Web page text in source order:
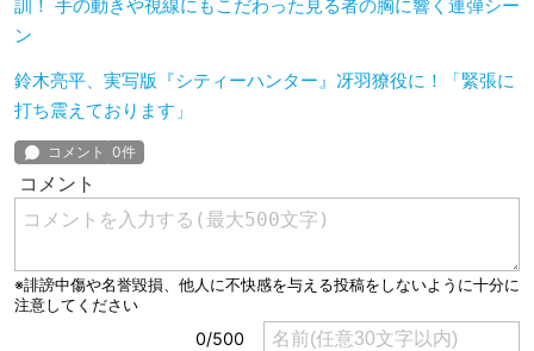
訓！ 手の動きや視線にもこだわった見る者の胸に響く連弾シー
ン
鈴木亮平、実写版『シティーハンター』冴羽獠役に！「緊張に
打ち震えております」